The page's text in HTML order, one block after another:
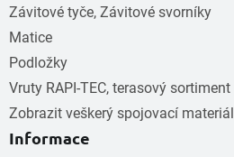
Závitové tyče, Závitové svorníky
Matice
Podložky
Vruty RAPI-TEC, terasový sortiment
Zobrazit veškerý spojovací materiál
Informace